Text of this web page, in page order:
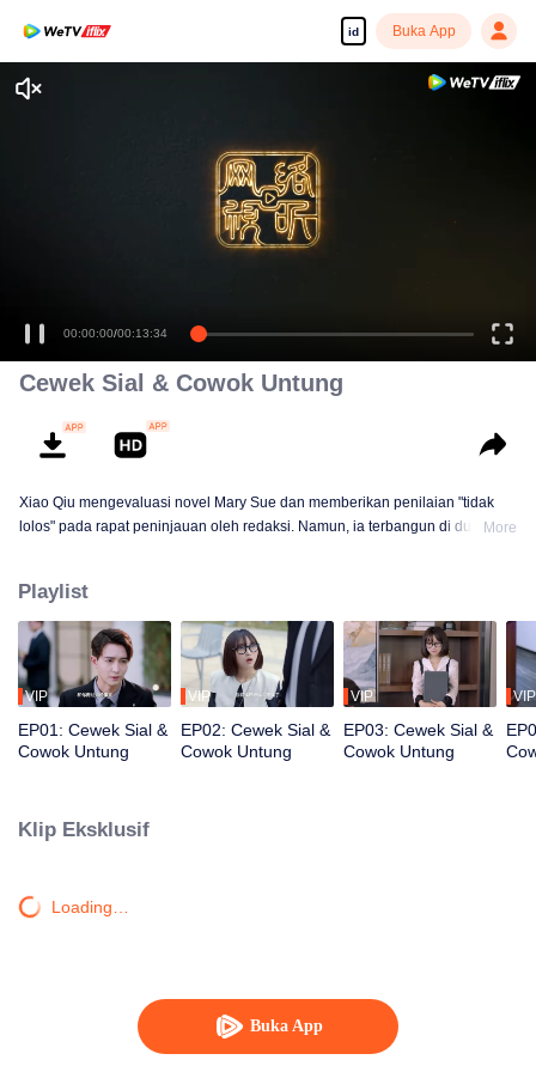
id Buka App
Buka App
Cewek Sial & Cowok Untung
Xiao Qiu mengevaluasi novel Mary Sue dan memberikan penilaian "tidak
lolos" pada rapat peninjauan oleh redaksi. Namun, ia terbangun di dunia
dia memiliki kesempatan untuk melakukan perjalanan pulang?
More
Playlist
VIP
EP01: Cewek Sial &
Cowok Untung
VIP
EP02: Cewek Sial &
Cowok Untung
VIP
EP03: Cewek Sial &
Cowok Untung
VIP
Klip Eksklusif
Loading…